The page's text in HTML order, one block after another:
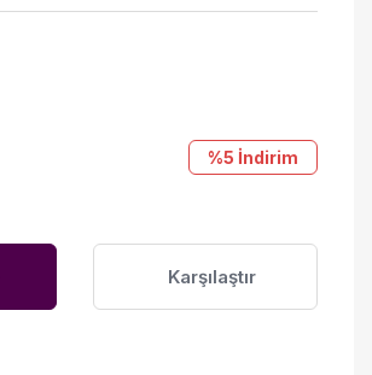
%5 İndirim
Karşılaştır